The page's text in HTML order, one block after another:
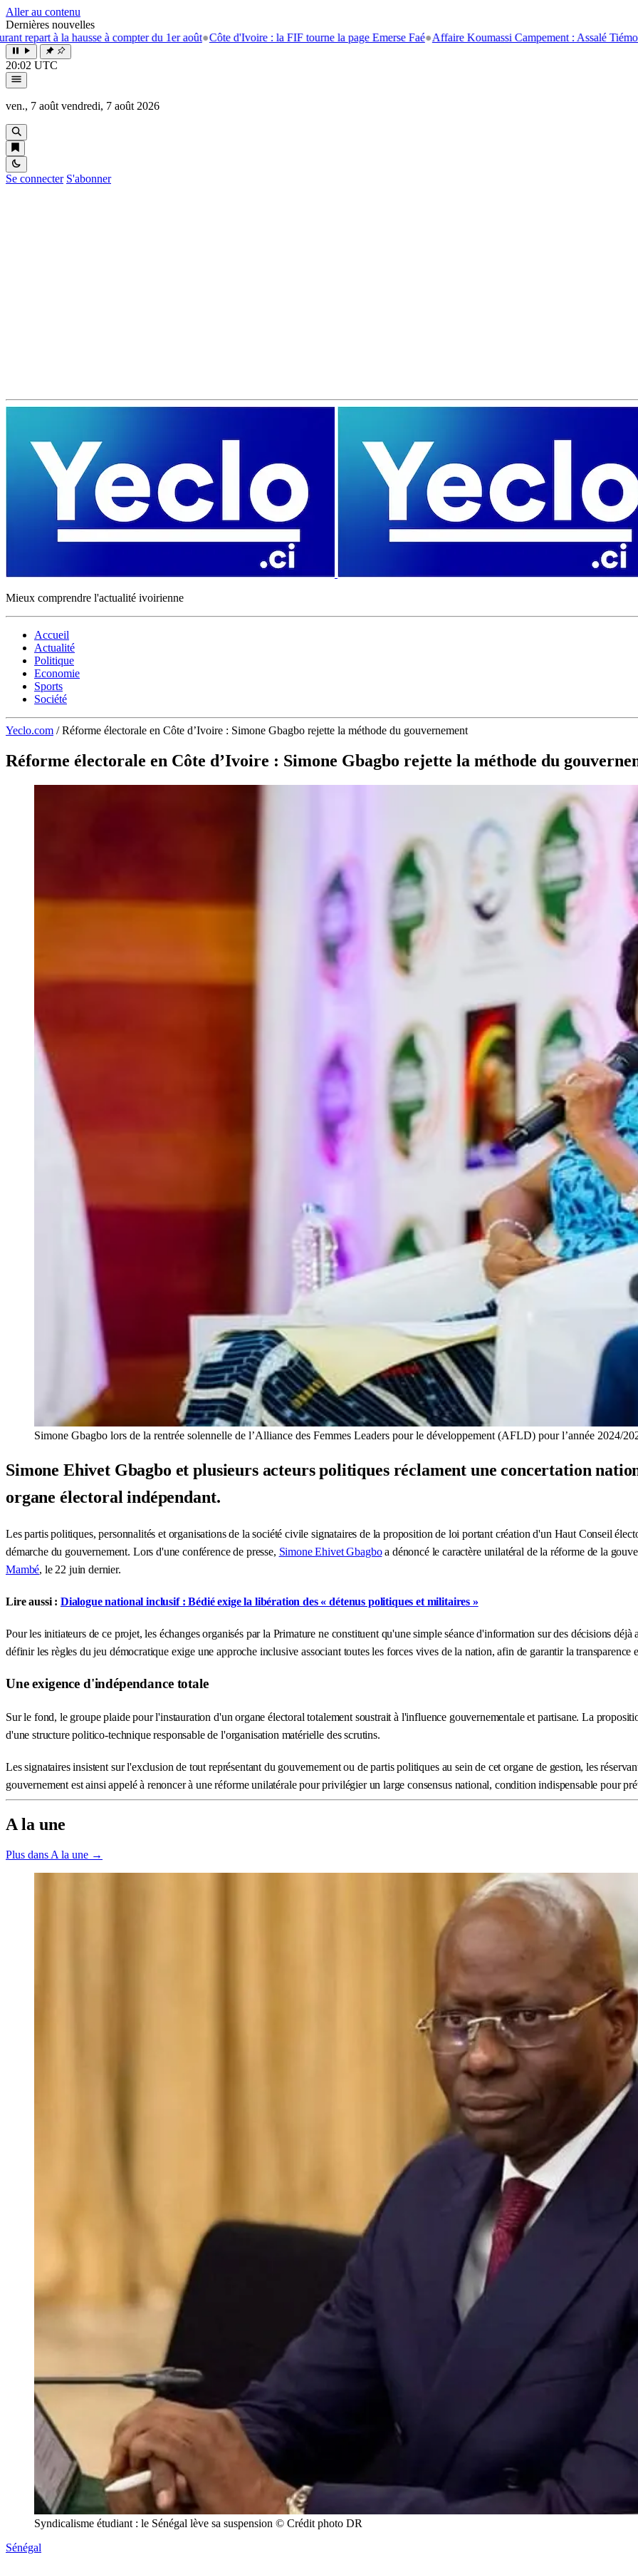
Aller au contenu
Dernières nouvelles
à la hausse à compter du 1er août● Côte d'Ivoire : la FIF tourne la page Emerse Faé●Affaire Koumassi Campement : Assalé Tiémoko et
20:02 UTC
ven., 7 août vendredi, 7 août 2026
Se connecter S'abonner
Mieux comprendre l'actualité ivoirienne
Accueil
Actualité
Politique
Economie
Sports
Société
Yeclo.com / Réforme électorale en Côte d’Ivoire : Simone Gbagbo rejette la méthode du gouvernement
Réforme électorale en Côte d’Ivoire : Simone Gbagbo rejette la méthode du
Simone Gbagbo lors de la rentrée solennelle de l’Alliance des Femmes Leaders pour le développement (AFLD) pour l’année 2024/
Simone Ehivet Gbagbo et plusieurs acteurs politiques réclament une concertation
organe électoral indépendant.
Les partis politiques, personnalités et organisations de la société civile signataires de la proposition de loi portant création d'un Haut Conseil
démarche du gouvernement. Lors d'une conférence de presse, Simone Ehivet Gbagboa dénoncé le caractère unilatéral de la réforme de la
Mambé, le 22 juin dernier.
Lire aussi : Dialogue national inclusif : Bédié exige la libération des « détenus politiques et militaires »
Pour les initiateurs de ce projet, les échanges organisés par la Primature ne constituent qu'une simple séance d'information sur des décisions
définir les règles du jeu démocratique exige une approche inclusive associant toutes les forces vives de la nation, afin de garantir la transparence
Une exigence d'indépendance totale
Sur le fond, le groupe plaide pour l'instauration d'un organe électoral totalement soustrait à l'influence gouvernementale et partisane. La
d'une structure politico-technique responsable de l'organisation matérielle des scrutins.
Les signataires insistent sur l'exclusion de tout représentant du gouvernement ou de partis politiques au sein de cet organe de gestion, les
gouvernement est ainsi appelé à renoncer à une réforme unilatérale pour privilégier un large consensus national, condition indispensable pour
A la une
Plus dans A la une →
Syndicalisme étudiant : le Sénégal lève sa suspension © Crédit photo DR
Sénégal